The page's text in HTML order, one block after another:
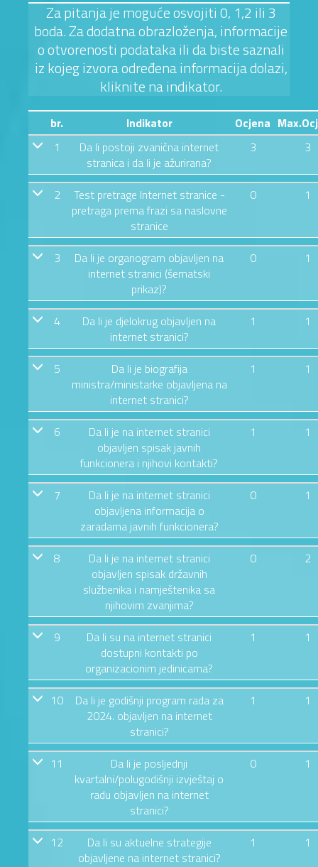
Za pitanja je moguće osvojiti 0, 1,2 ili 3
boda. Za dodatna obrazloženja, informacije
o otvorenosti podataka ili da biste saznali
iz kojeg izvora određena informacija dolazi,
kliknite na indikator.
br. Indikator Ocjena
1
Da li postoji zvanična internet
stranica i da li je ažurirana?
3 3
2
Test pretrage Internet stranice -
pretraga prema frazi sa naslovne
stranice
0 1
3
Da li je organogram objavljen na
internet stranici (šematski
prikaz)?
0 1
4
Da li je djelokrug objavljen na
internet stranici?
1 1
5
Da li je biografija
ministra/ministarke objavljena na
internet stranici?
1 1
6
Da li je na internet stranici
objavljen spisak javnih
funkcionera i njihovi kontakti?
1 1
7
Da li je na internet stranici
objavljena informacija o
zaradama javnih funkcionera?
0 1
8
Da li je na internet stranici
objavljen spisak državnih
službenika i namještenika sa
njihovim zvanjima?
0 2
9
Da li su na internet stranici
dostupni kontakti po
organizacionim jedinicama?
1 1
10
Da li je godišnji program rada za
2024. objavljen na internet
stranici?
1 1
11
Da li je posljednji
kvartalni/polugodišnji izvještaj o
radu objavljen na internet
stranici?
0 1
12
Da li su aktuelne strategije
objavljene na internet stranici?
1 1